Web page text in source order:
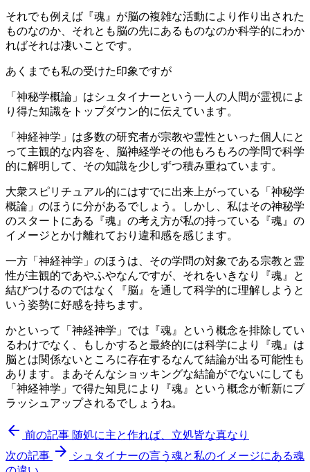
それでも例えば『魂』が脳の複雑な活動により作り出された
ものなのか、それとも脳の先にあるものなのか科学的にわか
ればそれは凄いことです。
あくまでも私の受けた印象ですが
「神秘学概論」はシュタイナーという一人の人間が霊視によ
り得た知識をトップダウン的に伝えています。
「神経神学」は多数の研究者が宗教や霊性といった個人にと
って主観的な内容を、脳神経学その他もろもろの学問で科学
的に解明して、その知識を少しずつ積み重ねています。
大衆スピリチュアル的にはすでに出来上がっている「神秘学
概論」のほうに分があるでしょう。しかし、私はその神秘学
のスタートにある『魂』の考え方が私の持っている『魂』の
イメージとかけ離れており違和感を感じます。
一方「神経神学」のほうは、その学問の対象である宗教と霊
性が主観的であやふやなんですが、それをいきなり『魂』と
結びつけるのではなく『脳』を通して科学的に理解しようと
いう姿勢に好感を持ちます。
かといって「神経神学」では『魂』という概念を排除してい
るわけでなく、もしかすると最終的には科学により『魂』は
脳とは関係ないところに存在するなんて結論が出る可能性も
あります。まあそんなショッキングな結論がでないにしても
「神経神学」で得た知見により『魂』という概念が斬新にブ
ラッシュアップされるでしょうね。
arrow_back 前の記事 随処に主と作れば、立処皆な真なり
次の記事 arrow_forward シュタイナーの言う魂と私のイメージにある魂